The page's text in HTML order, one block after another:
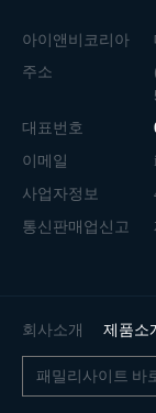
아이앤비코리아
주소
대표번호
이메일
사업자정보
통신판매업신고
회사소개 제품소